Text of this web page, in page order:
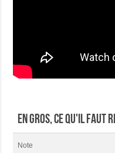
En gros, ce qu'il faut
Note